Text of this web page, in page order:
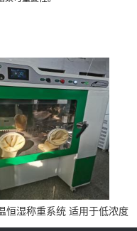
恒湿称重系统 适用于低浓度